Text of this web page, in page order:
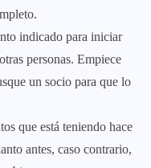
indicado para iniciar
personas. Empiece
un socio para que lo
que está teniendo hace
antes, caso contrario,